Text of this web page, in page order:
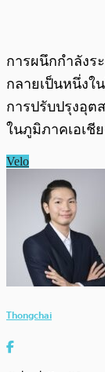
การผนึกกำลังร
กลายเป็นหนึ่งใ
การปรับปรุงอุต
ในภูมิภาคเอเชี
Velo
Thongchai